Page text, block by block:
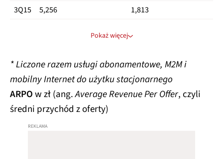
3Q15
5,256
1,813
2Q16
5,996
2,473
3Q16
6,057
2,615
6,291
Pokaż więcej
* Liczone razem usługi abonamentowe, M2M i
mobilny Internet do użytku stacjonarnego
ARPOw zł (ang.Average Revenue Per Offer, czyli
średni przychód z oferty)